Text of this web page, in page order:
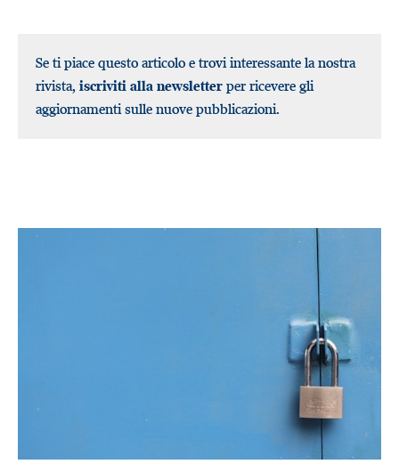
Se ti piace questo articolo e trovi interessante la nostra
rivista, iscriviti alla newsletter per ricevere gli
aggiornamenti sulle nuove pubblicazioni.